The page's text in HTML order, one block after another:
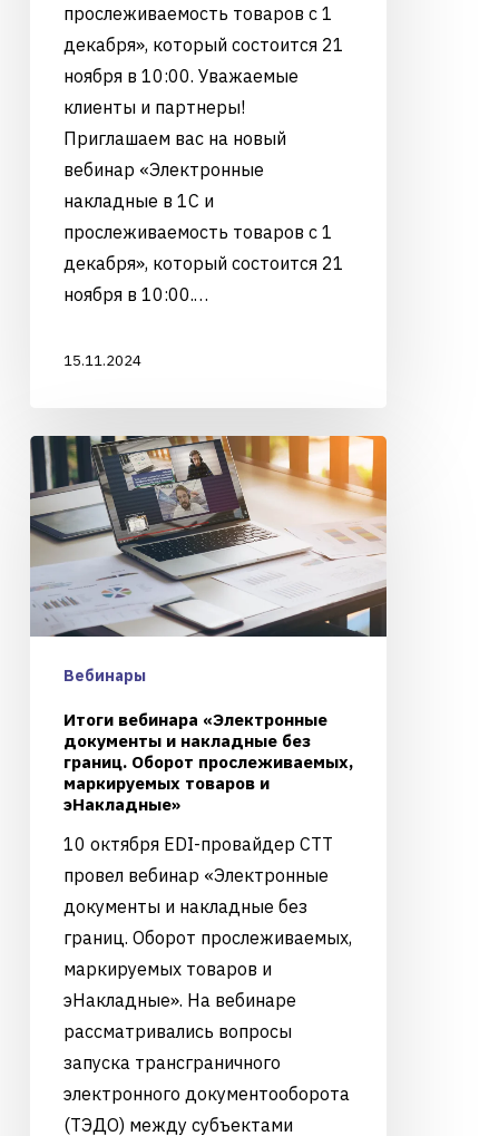
прослеживаемость товаров с 1
декабря», который состоится 21
ноября в 10:00. Уважаемые
клиенты и партнеры!
Приглашаем вас на новый
вебинар «Электронные
накладные в 1С и
прослеживаемость товаров с 1
декабря», который состоится 21
ноября в 10:00.…
15.11.2024
Вебинары
Итоги вебинара «Электронные
документы и накладные без
границ. Оборот прослеживаемых,
маркируемых товаров и
эНакладные»
10 октября EDI-провайдер CTT
провел вебинар «Электронные
документы и накладные без
границ. Оборот прослеживаемых,
маркируемых товаров и
эНакладные». На вебинаре
рассматривались вопросы
запуска трансграничного
электронного документооборота
(ТЭДО) между субъектами